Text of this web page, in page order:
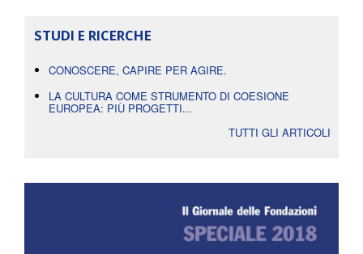
STUDI E RICERCHE
CONOSCERE, CAPIRE PER AGIRE.
LA CULTURA COME STRUMENTO DI COESIONE
EUROPEA: PIÙ PROGETTI...
TUTTI GLI ARTICOLI